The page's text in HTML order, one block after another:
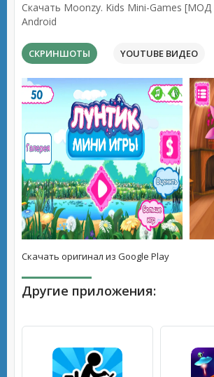
Скачать Moonzy. Kids Mini-Games
Android
СКРИНШОТЫ YOUTUBE ВИДЕО
Скачать оригинал из Google Play
Другие приложения: